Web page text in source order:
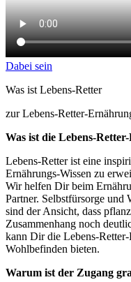
Dabei sein
Was ist Lebens-Retter
zur Lebens-Retter-
Was ist die Lebens-
Lebens-Retter ist eine
Ernährungs-Wissen zu
Wir helfen Dir beim
Partner. Selbstfürsorge
sind der Ansicht, dass
Zusammenhang noch
kann Dir die Lebens-
Wohlbefinden bieten.
Warum ist der Zugang